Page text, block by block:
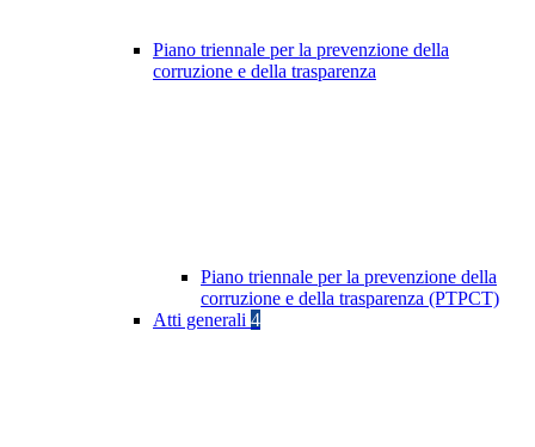
Piano triennale per la prevenzione della
corruzione e della trasparenza
Piano triennale per la prevenzione della
corruzione e della trasparenza (PTPCT)
Atti generali 4